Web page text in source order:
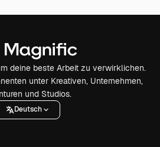
deine beste Arbeit zu verwirklichen.
unter Kreativen, Unternehmen,
und Studios.
Deutsch